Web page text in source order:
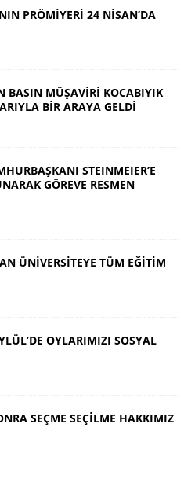
PRÖMİYERİ 24 NİSAN’DA
BASIN MÜŞAVİRİ KOCABIYIK
BİR ARAYA GELDİ
STEINMEIER’E
GÖREVE RESMEN
ÜNİVERSİTEYE TÜM EĞİTİM
OYLARIMIZI SOSYAL
SEÇME SEÇİLME HAKKIMIZ